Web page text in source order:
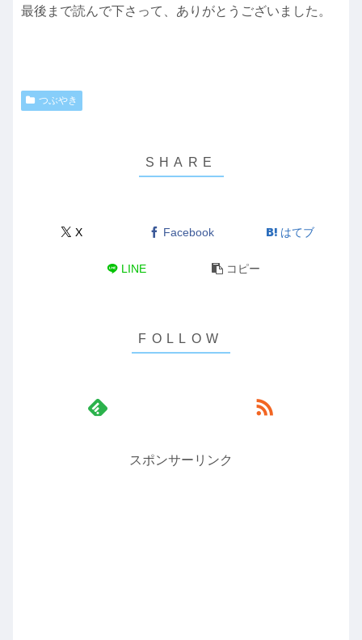
最後まで読んで下さって、ありがとうございました。
つぶやき
X Facebook はてブ
LINE コピー
スポンサーリンク